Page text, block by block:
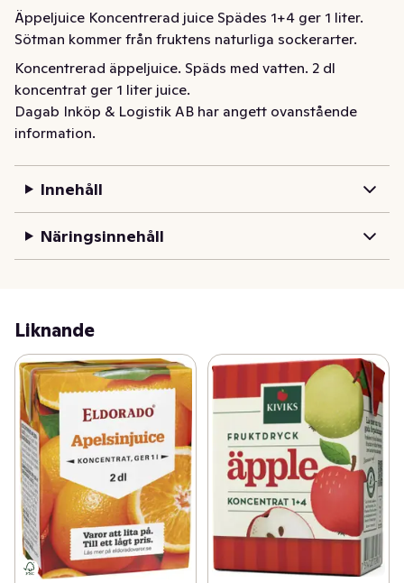
Äppeljuice Koncentrerad juice Spädes 1+4 ger 1 liter.
Sötman kommer från fruktens naturliga sockerarter.
Koncentrerad äppeljuice. Späds med vatten. 2 dl
koncentrat ger 1 liter juice.
Dagab Inköp & Logistik AB har angett ovanstående
information.
Innehåll
Näringsinnehåll
Liknande